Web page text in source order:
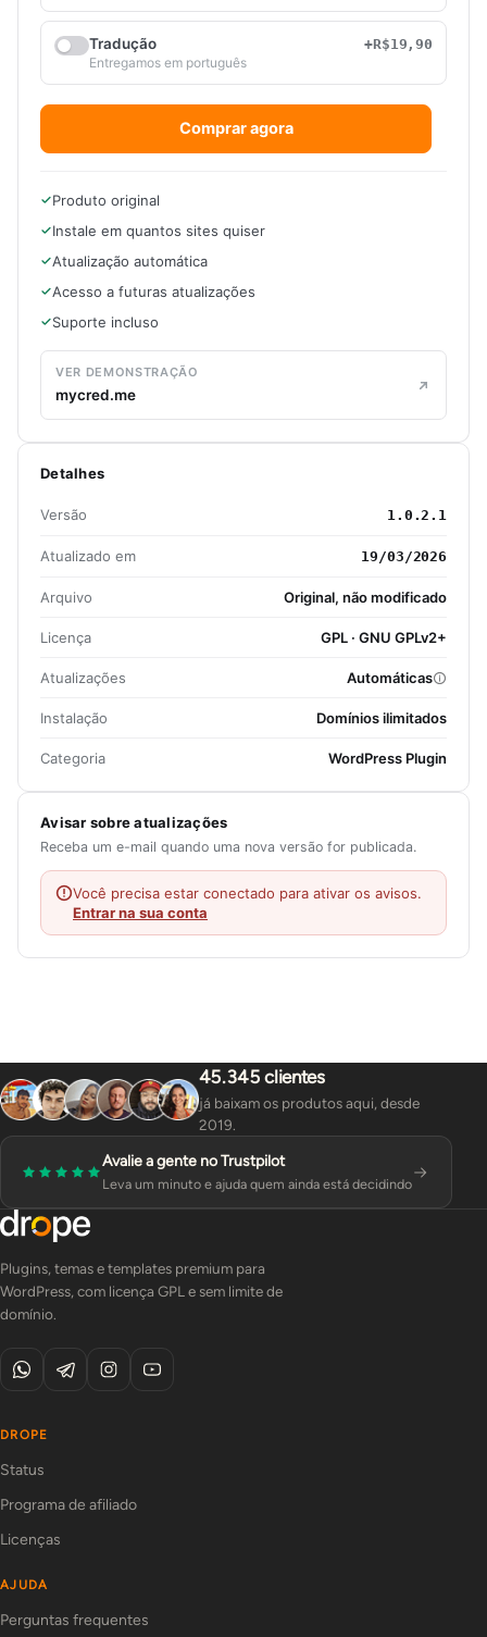
Tradução
+R$19,90
Entregamos em português
Comprar agora
Produto original
Instale em quantos sites quiser
Atualização automática
Acesso a futuras atualizações
Suporte incluso
VER DEMONSTRAÇÃO
mycred.me
Detalhes
Versão 1.0.2.1
Atualizado em 19/03/2026
Arquivo Original, não modificado
Licença GPL · GNU GPLv2+
Atualizações Automáticas
Instalação Domínios ilimitados
Categoria WordPress Plugin
Avisar sobre atualizações
Receba um e-mail quando uma nova versão for publicada.
Você precisa estar conectado para ativar os avisos.
Entrar na sua conta
45.345 clientes
já baixam os produtos aqui, desde
2019.
Avalie a gente no Trustpilot
Leva um minuto e ajuda quem ainda está decidindo
Plugins, temas e templates premium para
WordPress, com licença GPL e sem limite de
domínio.
DROPE
Status
Programa de afiliado
Licenças
AJUDA
Perguntas frequentes